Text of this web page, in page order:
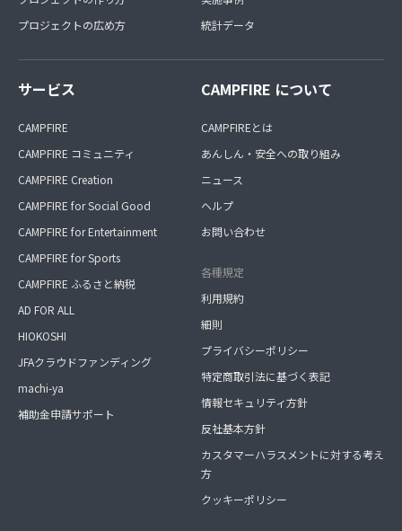
プロジェクトの広め方
統計データ
サービス
CAMPFIRE
CAMPFIRE コミュニティ
CAMPFIRE Creation
CAMPFIRE for Social Good
CAMPFIRE for Entertainment
CAMPFIRE for Sports
CAMPFIRE ふるさと納税
AD FOR ALL
HIOKOSHI
JFAクラウドファンディング
machi-ya
補助金申請サポート
CAMPFIRE について
CAMPFIREとは
あんしん・安全への取り組み
ニュース
ヘルプ
お問い合わせ
各種規定
利用規約
細則
プライバシーポリシー
特定商取引法に基づく表記
情報セキュリティ方針
反社基本方針
カスタマーハラスメントに対する考え
方
クッキーポリシー